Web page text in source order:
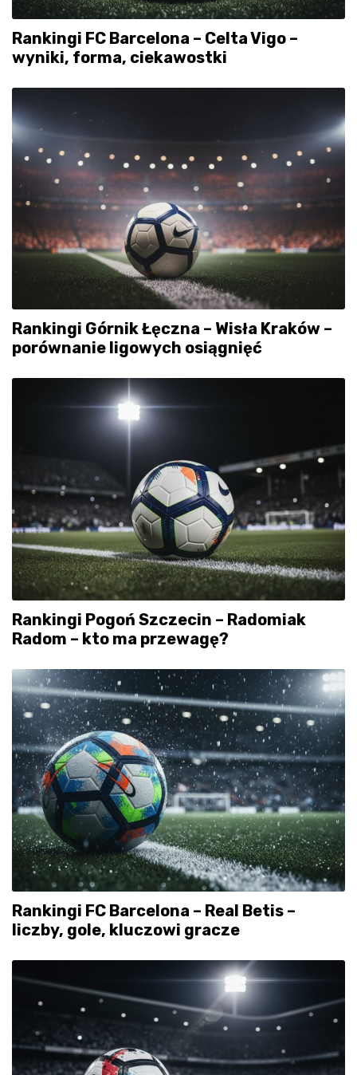
Rankingi FC Barcelona – Celta Vigo –
wyniki, forma, ciekawostki
Rankingi Górnik Łęczna – Wisła Kraków –
porównanie ligowych osiągnięć
Rankingi Pogoń Szczecin – Radomiak
Radom – kto ma przewagę?
Rankingi FC Barcelona – Real Betis –
liczby, gole, kluczowi gracze